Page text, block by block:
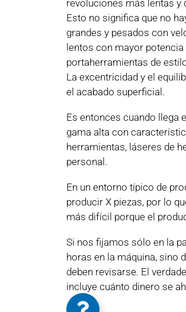
revoluciones más lentas y
Esto no significa que no
grandes y pesados con
lentos con mayor
portaherramientas de
La excentricidad y el
el acabado superficial.
Es entonces cuando llega
gama alta con
herramientas, láseres de
personal.
En un entorno típico de
producir X piezas, por lo
más difícil porque el
Si nos fijamos sólo en la
horas en la máquina, sino
deben revisarse. El
incluye cuánto dinero se